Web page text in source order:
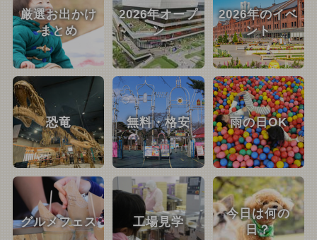
厳選お出かけ
まとめ
2026年オープ
ン
2026年のイベ
ント
恐竜 無料・格安 雨の日OK
グルメフェス 工場見学
今日は何の
日？